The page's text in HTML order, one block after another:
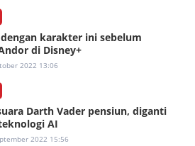
karakter ini sebelum
di Disney+
2022 13:06
Darth Vader pensiun, diganti
AI
2022 15:56